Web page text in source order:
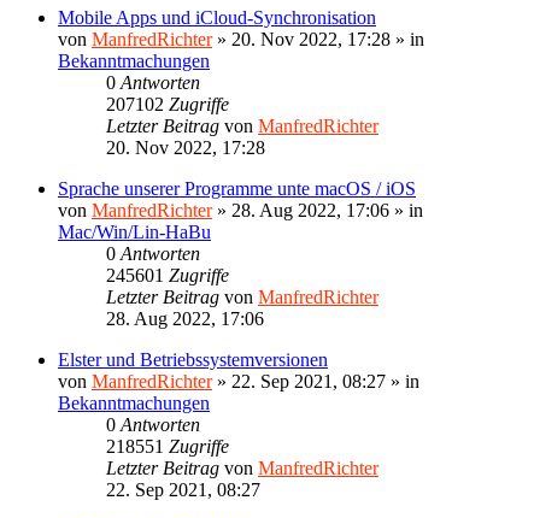
Mobile Apps und iCloud-Synchronisation
von ManfredRichter» 20. Nov 2022, 17:28 » in
Bekanntmachungen
0 Antworten
207102 Zugriffe
Letzter Beitrag von ManfredRichter
20. Nov 2022, 17:28
Sprache unserer Programme unte macOS / iOS
von ManfredRichter» 28. Aug 2022, 17:06 » in
Mac/Win/Lin-HaBu
0 Antworten
245601 Zugriffe
Letzter Beitrag von ManfredRichter
28. Aug 2022, 17:06
Elster und Betriebssystemversionen
von ManfredRichter» 22. Sep 2021, 08:27 » in
Bekanntmachungen
0 Antworten
218551 Zugriffe
Letzter Beitrag von ManfredRichter
22. Sep 2021, 08:27